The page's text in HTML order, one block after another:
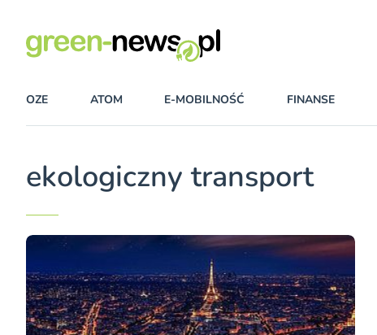
OZE ATOM E-MOBILNOŚĆ FINANSE
ekologiczny transport